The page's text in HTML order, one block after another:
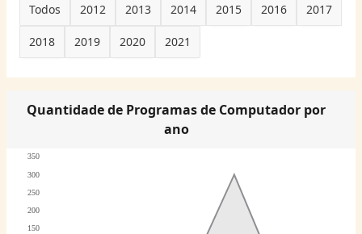
Todos
2012 2013 2014 2015 2016 2017
2018 2019 2020 2021
Quantidade de Programas de Computador por
ano
150
200
250
300
350